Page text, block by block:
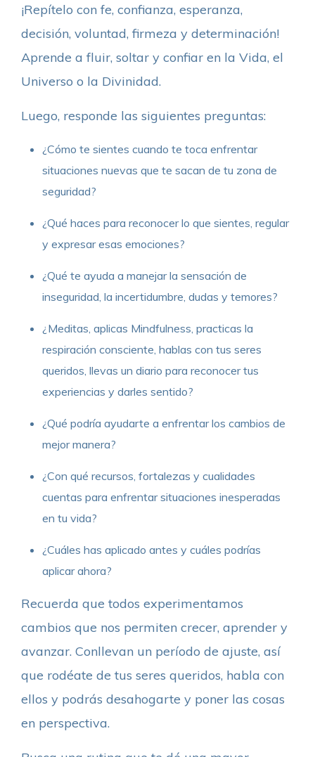
¡Repítelo con fe, confianza, esperanza,
decisión, voluntad, firmeza y determinación!
Aprende a fluir, soltar y confiar en la Vida, el
Universo o la Divinidad.
Luego, responde las siguientes preguntas:
¿Cómo te sientes cuando te toca enfrentar
situaciones nuevas que te sacan de tu zona de
seguridad?
¿Qué haces para reconocer lo que sientes, regular
y expresar esas emociones?
¿Qué te ayuda a manejar la sensación de
inseguridad, la incertidumbre, dudas y temores?
¿Meditas, aplicas Mindfulness, practicas la
respiración consciente, hablas con tus seres
queridos, llevas un diario para reconocer tus
experiencias y darles sentido?
¿Qué podría ayudarte a enfrentar los cambios de
mejor manera?
¿Con qué recursos, fortalezas y cualidades
cuentas para enfrentar situaciones inesperadas
en tu vida?
¿Cuáles has aplicado antes y cuáles podrías
aplicar ahora?
Recuerda que todos experimentamos
cambios que nos permiten crecer, aprender y
avanzar. Conllevan un período de ajuste, así
que rodéate de tus seres queridos, habla con
ellos y podrás desahogarte y poner las cosas
en perspectiva.